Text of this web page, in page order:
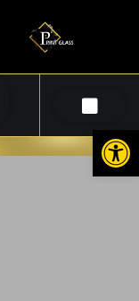
פתח סרגל נגישות